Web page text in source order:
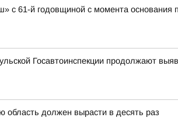
с 61-й годовщиной с момента основания
Госавтоинспекции продолжают
область должен вырасти в десять раз